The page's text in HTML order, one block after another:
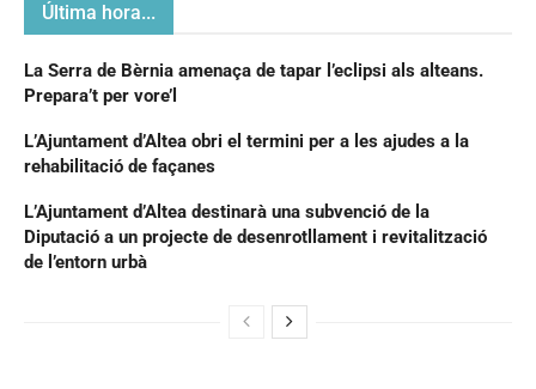
Última hora...
La Serra de Bèrnia amenaça de tapar l’eclipsi als alteans.
Prepara’t per vore’l
L’Ajuntament d’Altea obri el termini per a les ajudes a la
rehabilitació de façanes
L’Ajuntament d’Altea destinarà una subvenció de la
Diputació a un projecte de desenrotllament i revitalització
de l’entorn urbà